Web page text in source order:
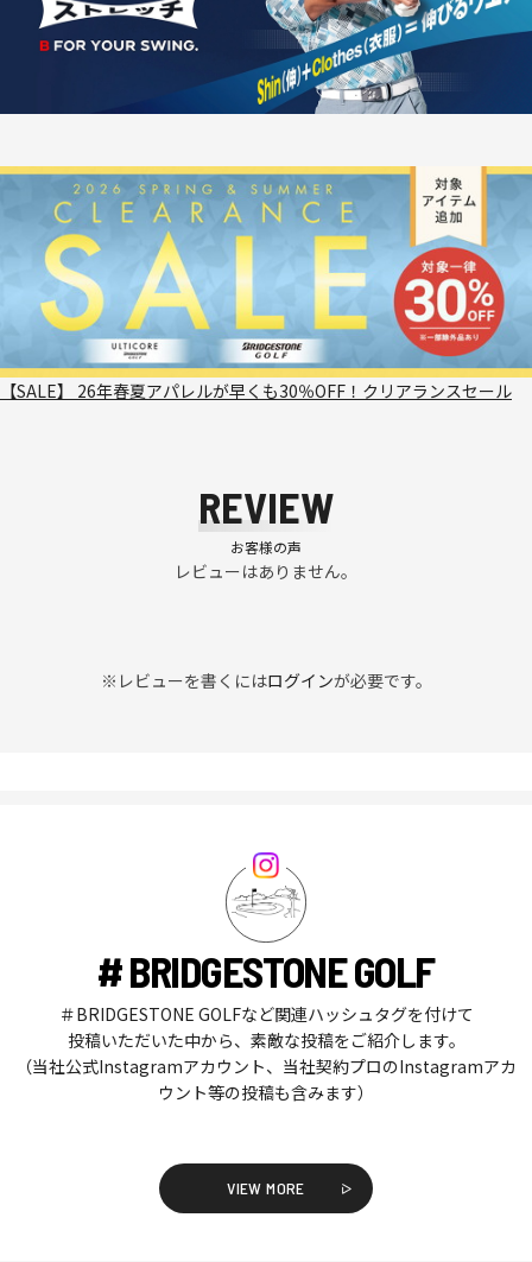
【SALE】 26年春夏アパレルが早くも30％OFF！クリアランスセール
REVIEW
お客様の声
レビューはありません。
※レビューを書くにはログインが必要です。
# BRIDGESTONE GOLF
＃BRIDGESTONE GOLFなど関連ハッシュタグを付けて
投稿いただいた中から、素敵な投稿をご紹介します。
（当社公式Instagramアカウント、当社契約プロのInstagramアカ
ウント等の投稿も含みます）
VIEW MORE